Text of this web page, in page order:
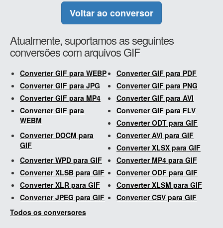
Voltar ao conversor
Atualmente, suportamos as seguintes
conversões com arquivos GIF
Converter GIF para WEBP
Converter GIF para PDF
Converter GIF para JPG
Converter GIF para PNG
Converter GIF para MP4
Converter GIF para AVI
Converter GIF para
WEBM
Converter GIF para FLV
Converter ODT para GIF
Converter DOCM para
GIF
Converter AVI para GIF
Converter XLSX para GIF
Converter WPD para GIF
Converter MP4 para GIF
Converter XLSB para GIF
Converter ODF para GIF
Converter XLR para GIF
Converter XLSM para GIF
Converter JPEG para GIF
Converter CSV para GIF
Todos os conversores